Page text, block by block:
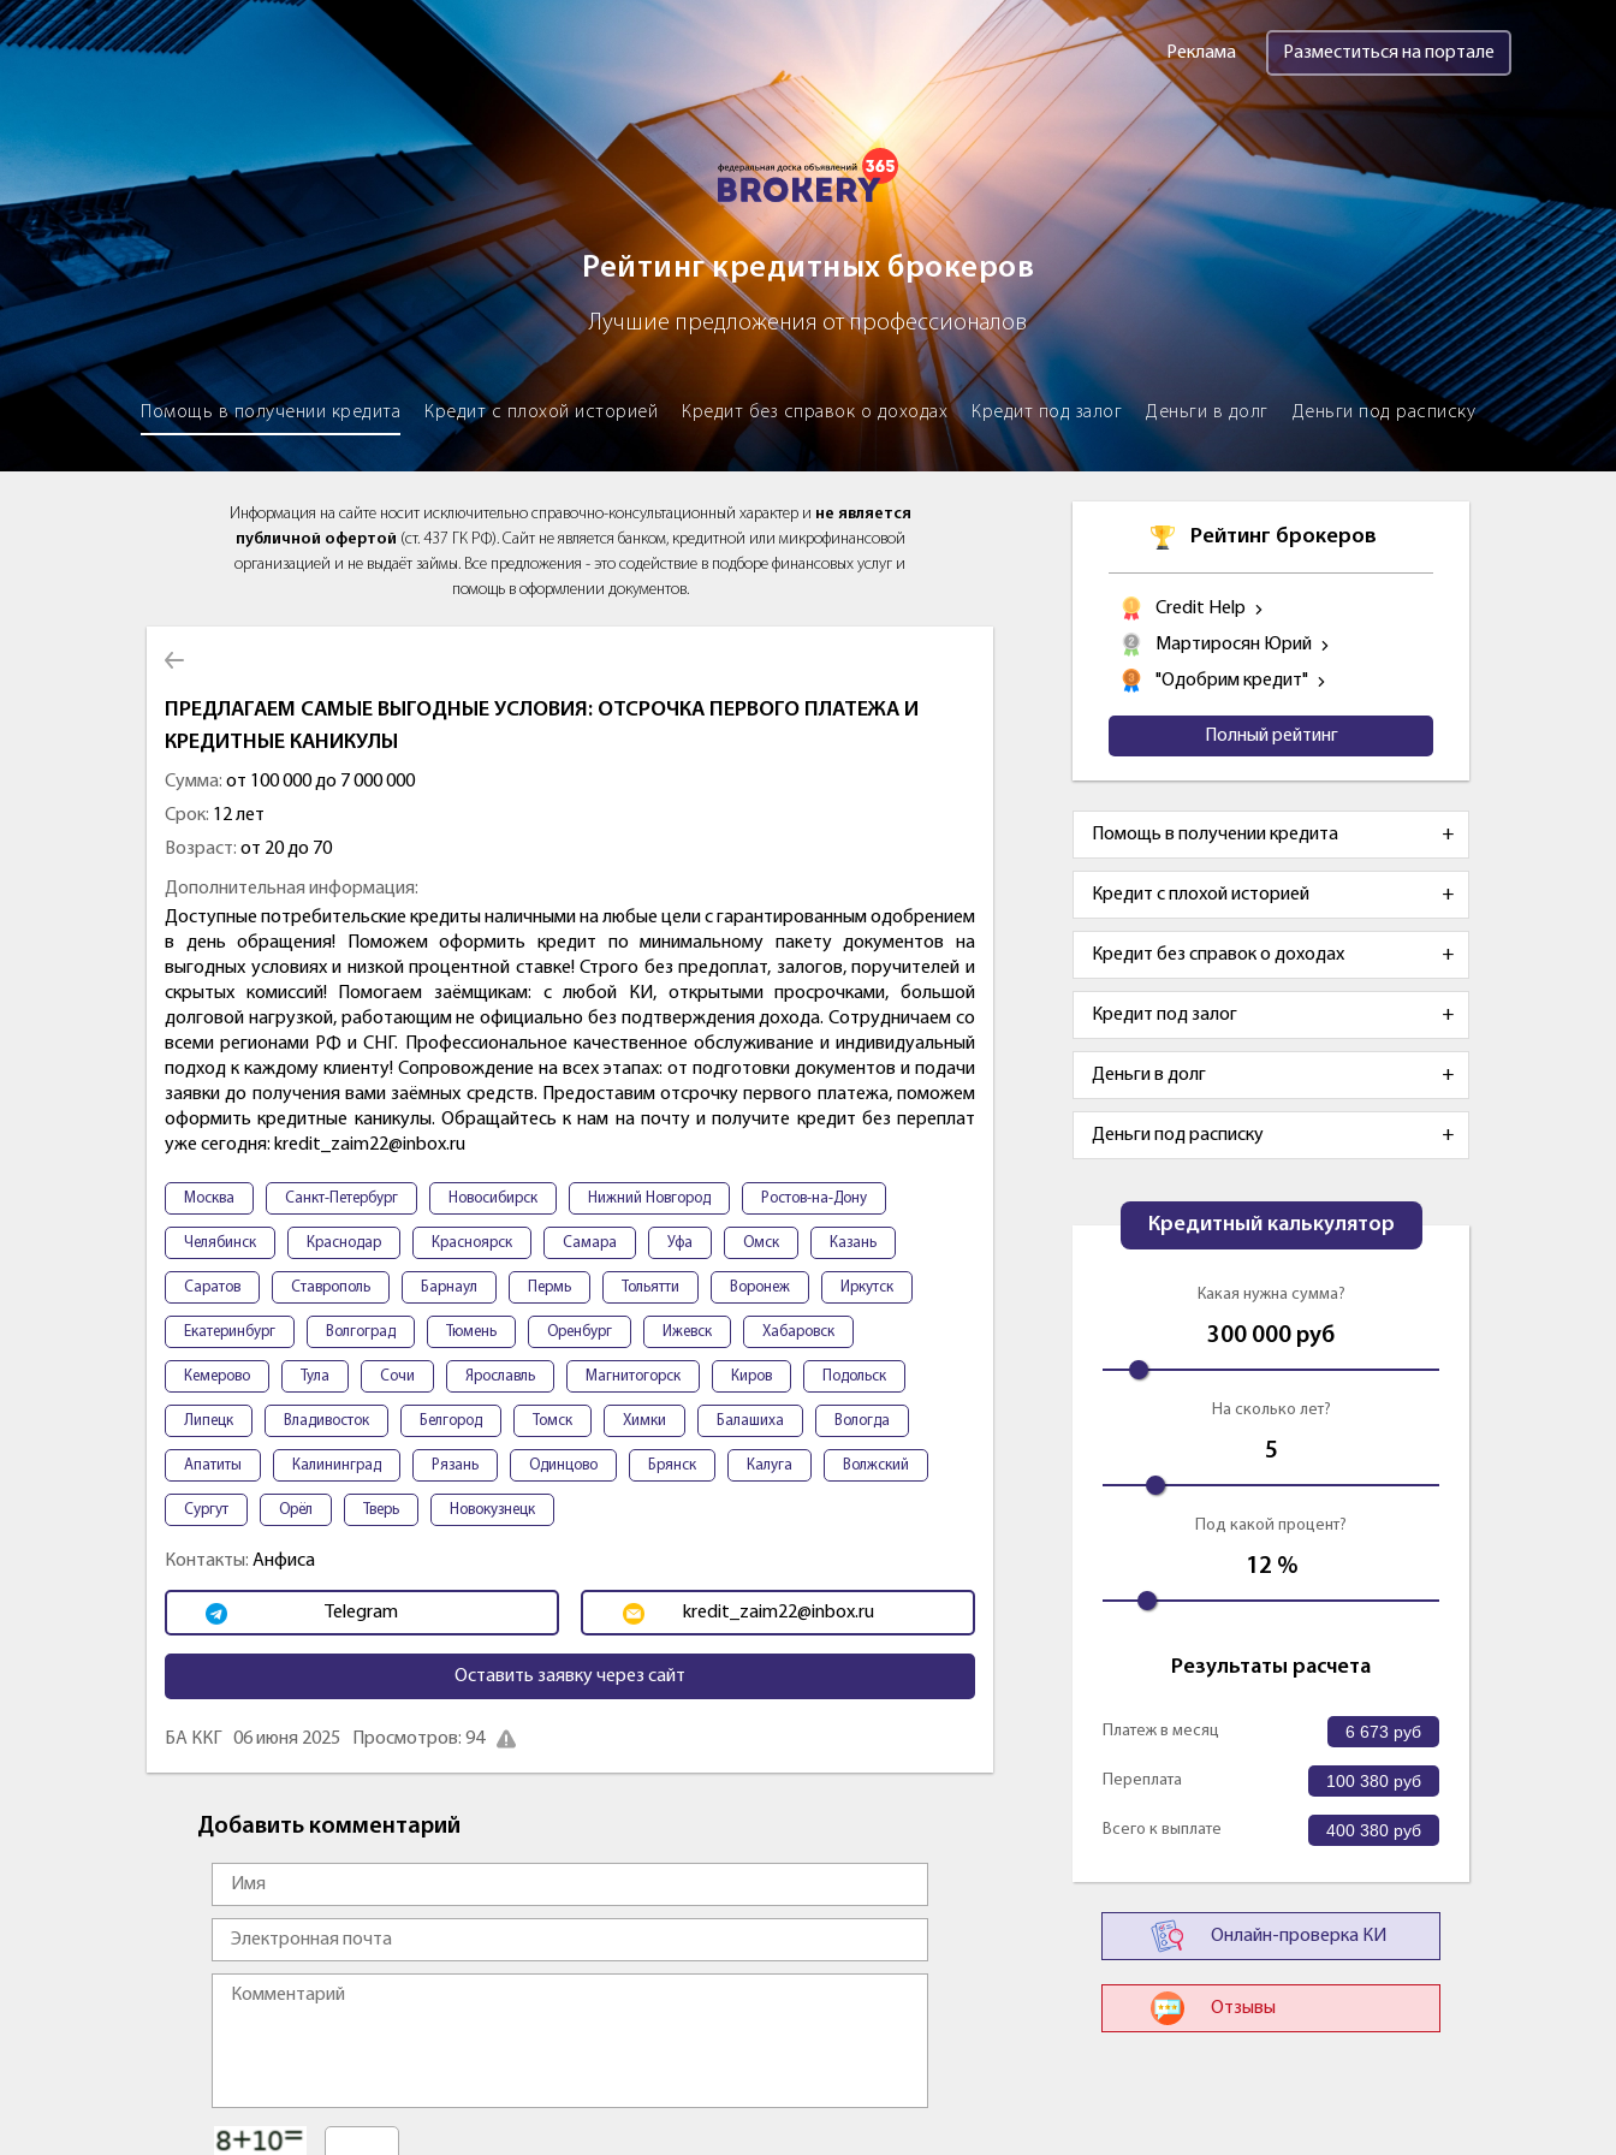
Brokery365 - Рейтинг кредитных брокеров
Реклама Разместиться на портале
Рейтинг кредитных брокеров
Лучшие предложения от профессионалов
Помощь в получении кредита Кредит с плохой историей Кредит без справок о доходах Кредит под залог Деньги в долг Деньги под расписку
Информация на сайте носит исключительно справочно-консультационный характер и не является
публичной офертой (ст. 437 ГК РФ). Сайт не является банком, кредитной или микрофинансовой
организацией и не выдаёт займы. Все предложения - это содействие в подборе финансовых услуг и
помощь в оформлении документов.
ПРЕДЛАГАЕМ САМЫЕ ВЫГОДНЫЕ УСЛОВИЯ: ОТСРОЧКА ПЕРВОГО ПЛАТЕЖА И
КРЕДИТНЫЕ КАНИКУЛЫ
Сумма: от 100 000 до 7 000 000
Срок: 12 лет
Возраст: от 20 до 70
Дополнительная информация:
Доступные потребительские кредиты наличными на любые цели с гарантированным одобрением
в день обращения! Поможем оформить кредит по минимальному пакету документов на
выгодных условиях и низкой процентной ставке! Строго без предоплат, залогов, поручителей и
скрытых комиссий! Помогаем заёмщикам: с любой КИ, открытыми просрочками, большой
долговой нагрузкой, работающим не официально без подтверждения дохода. Сотрудничаем со
всеми регионами РФ и СНГ. Профессиональное качественное обслуживание и индивидуальный
подход к каждому клиенту! Сопровождение на всех этапах: от подготовки документов и подачи
заявки до получения вами заёмных средств. Предоставим отсрочку первого платежа, поможем
оформить кредитные каникулы. Обращайтесь к нам на почту и получите кредит без переплат
уже сегодня: kredit_zaim22@inbox.ru
Москва Санкт-Петербург Новосибирск Нижний Новгород Ростов-на-Дону
Челябинск Краснодар Красноярск Самара Уфа Омск Казань
Саратов Ставрополь Барнаул Пермь Тольятти Воронеж Иркутск
Екатеринбург Волгоград Тюмень Оренбург Ижевск Хабаровск
Кемерово Тула Сочи Ярославль Магнитогорск Киров Подольск
Липецк Владивосток Белгород Томск Химки Балашиха Вологда
Апатиты Калининград Рязань Одинцово Брянск Калуга Волжский
Сургут Орёл Тверь Новокузнецк
Контакты: Анфиса
Telegram kredit_zaim22@inbox.ru
Оставить заявку через сайт
БА ККГ 06 июня 2025 Просмотров: 94
Добавить комментарий
Рейтинг брокеров
Credit Help
Мартиросян Юрий
"Одобрим кредит"
Полный рейтинг
Помощь в получении кредита
Кредит с плохой историей
Кредит без справок о доходах
Кредит под залог
Деньги в долг
Деньги под расписку
Кредитный калькулятор
Какая нужна сумма?
300 000 руб
На сколько лет?
5
Под какой процент?
12 %
Результаты расчета
Платеж в месяц 6 673 руб
Переплата 100 380 руб
Всего к выплате 400 380 руб
Онлайн-проверка КИ
Отзывы